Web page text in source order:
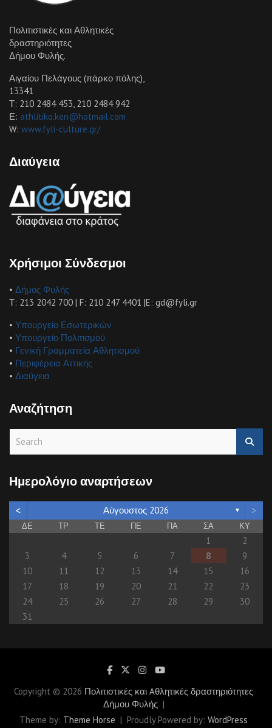
Πολιτιστικές και Αθλητικές
δραστηριότητες
Δήμου Φυλής.
Αιγαίου Πελάγους (πάρκο πόλης),
13341
Τ: 210 2484 453, 210 2484 942
Ε: athlitiko.ken@hotmail.com
W: www.fyli-culture.gr/
Διαύγεια
Χρήσιμοι Σύνδεσμοι
• Δήμος Φυλής
Τ: 213 2042 700 | F: 210 247 4401 |E: gd@fyli.gr
• Υπουργείο Εσωτερικών
• Υπουργείο Πολιτισμού
• Γενική Γραμματεία Αθλητισμού
• Περιφέρεια Αττικής
• Διαύγεια
Αναζήτηση
c
h
Ημερολόγιο αναρτήσεων
< Αύγουστος 2026 ▼ >
ΔΕ ΤΡ ΤΕ ΠΕ ΠΑ ΣΑ ΚΥ
1
2
3
4 5 6 7 8
9
10
11 12 13 14 15
16
17
18 19 20 21 22
23
24
25 26 27 28 29
30
31
Copyright © 2026 Πολιτιστικές και Aθλητικές δραστηριότητες
Δήμου Φυλής
Theme by: Theme Horse Proudly Powered by: WordPress